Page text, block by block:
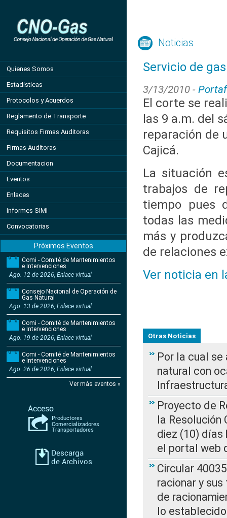
Quienes Somos
Estadisticas
Protocolos y Acuerdos
Reglamento de Transporte
Requisitos Firmas Auditoras
Firmas Auditoras
Documentacion
Eventos
Enlaces
Informes SIMI
Convocatorias
Próximos Eventos
Comi - Comité de Mantenimientos
e Intervenciones
Ago. 12 de 2026, Enlace virtual
Consejo Nacional de Operación de
Gas Natural
Ago. 13 de 2026, Enlace virtual
Comi - Comité de Mantenimientos
e Intervenciones
Ago. 19 de 2026, Enlace virtual
Comi - Comité de Mantenimientos
e Intervenciones
Ago. 26 de 2026, Enlace virtual
Ver más eventos »
Noticias
Servicio de
3/13/2010 -
El corte se
las 9 a.m. del
reparación de
Cajicá.
La situación
trabajos de
tiempo pues
todas las
más y
de relaciones
Ver noticia en
Otras Noticias
Por la cual
natural con
Proyecto de
la Resolución
diez (10) días
el portal web
Circular
racionar y
de
lo